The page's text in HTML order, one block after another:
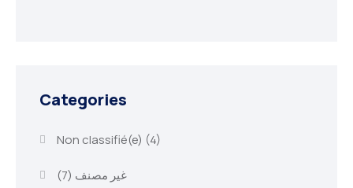
Categories
Non classifié(e) (4)
غير مصنف (7)